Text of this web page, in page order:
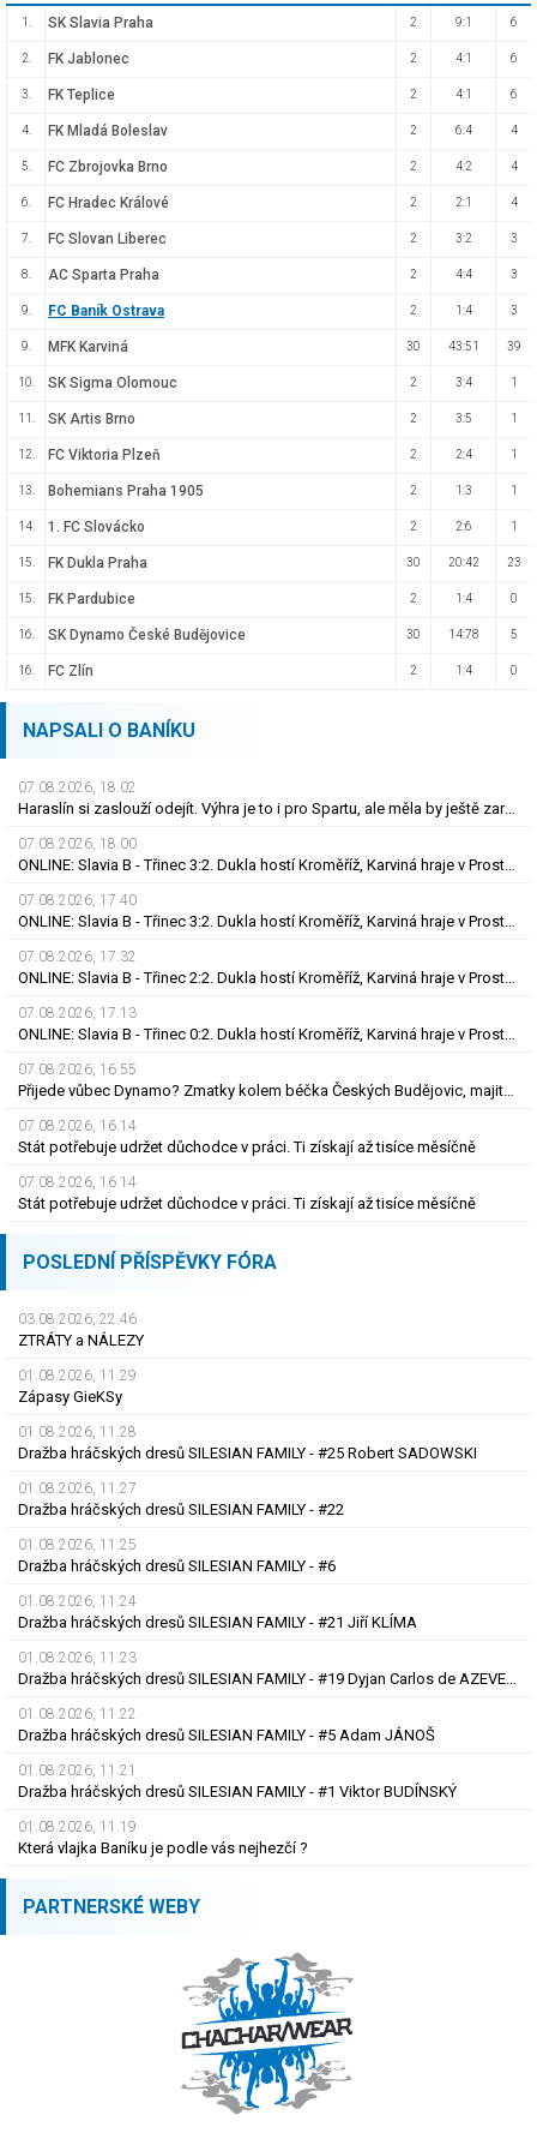
1. SK Slavia Praha 2 9:1 6
2. FK Jablonec 2 4:1 6
3. FK Teplice 2 4:1 6
4. FK Mladá Boleslav 2 6:4 4
5. FC Zbrojovka Brno 2 4:2 4
6. FC Hradec Králové 2 2:1 4
7. FC Slovan Liberec 2 3:2 3
8. AC Sparta Praha 2 4:4 3
9. FC Baník Ostrava 2 1:4 3
9. MFK Karviná 30 43:51 39
10. SK Sigma Olomouc 2 3:4 1
11. SK Artis Brno 2 3:5 1
12. FC Viktoria Plzeň 2 2:4 1
13. Bohemians Praha 1905 2 1:3 1
14. 1. FC Slovácko 2 2:6 1
15. FK Dukla Praha 30 20:42 23
15. FK Pardubice 2 1:4 0
16. SK Dynamo České Budějovice 30 14:78 5
16. FC Zlín 2 1:4 0
NAPSALI O BANÍKU
07.08.2026, 18.02
Haraslín si zaslouží odejít. Výhra je to i pro Spartu, ale měla by ještě zareagovat
07.08.2026, 18.00
ONLINE: Slavia B - Třinec 3:2. Dukla hostí Kroměříž, Karviná hraje v Prostějově
07.08.2026, 17.40
ONLINE: Slavia B - Třinec 3:2. Dukla hostí Kroměříž, Karviná hraje v Prostějově
07.08.2026, 17.32
ONLINE: Slavia B - Třinec 2:2. Dukla hostí Kroměříž, Karviná hraje v Prostějově
07.08.2026, 17.13
ONLINE: Slavia B - Třinec 0:2. Dukla hostí Kroměříž, Karviná hraje v Prostějově
07.08.2026, 16.55
Přijede vůbec Dynamo? Zmatky kolem béčka Českých Budějovic, majitelka nabídku kraje odmítla
07.08.2026, 16.14
Stát potřebuje udržet důchodce v práci. Ti získají až tisíce měsíčně
07.08.2026, 16.14
Stát potřebuje udržet důchodce v práci. Ti získají až tisíce měsíčně
POSLEDNÍ PŘÍSPĚVKY FÓRA
03.08.2026, 22.46
ZTRÁTY a NÁLEZY
01.08.2026, 11.29
Zápasy GieKSy
01.08.2026, 11.28
Dražba hráčských dresů SILESIAN FAMILY - #25 Robert SADOWSKI
01.08.2026, 11.27
Dražba hráčských dresů SILESIAN FAMILY - #22
01.08.2026, 11.25
Dražba hráčských dresů SILESIAN FAMILY - #6
01.08.2026, 11.24
Dražba hráčských dresů SILESIAN FAMILY - #21 Jiří KLÍMA
01.08.2026, 11.23
Dražba hráčských dresů SILESIAN FAMILY - #19 Dyjan Carlos de AZEVEDO
01.08.2026, 11.22
Dražba hráčských dresů SILESIAN FAMILY - #5 Adam JÁNOŠ
01.08.2026, 11.21
Dražba hráčských dresů SILESIAN FAMILY - #1 Viktor BUDÍNSKÝ
01.08.2026, 11.19
Která vlajka Baníku je podle vás nejhezčí ?
PARTNERSKÉ WEBY